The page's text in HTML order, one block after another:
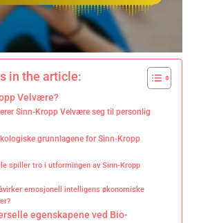
in the article:
Velvære?
Sinn-Kropp Velvære seg til personlig
grunnlagene for Sinn-Kropp
spiller tro i utformingen av Sinn-Kropp
emosjonell intelligens økonomiske
egenskapene ved Bio-